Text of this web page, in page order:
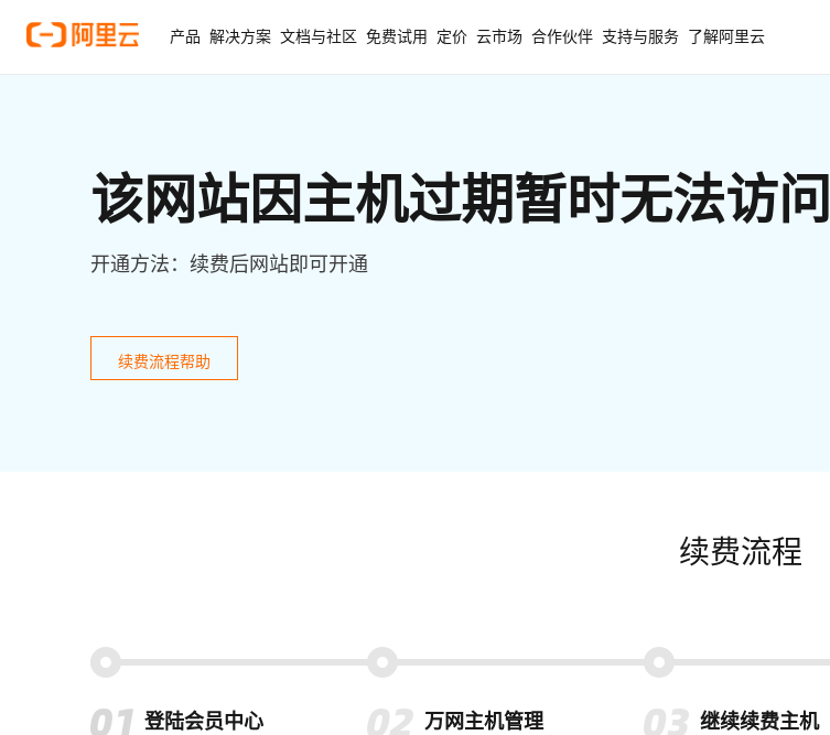
产品 解决方案 文档与社区 免费试用 定价 云市场 合作伙伴 支持与服务 了解阿里云
该网站因主机过期暂时无法访问
开通方法：续费后网站即可开通
续费流程帮助
续费流程
登陆会员中心 万网主机管理 继续续费主机